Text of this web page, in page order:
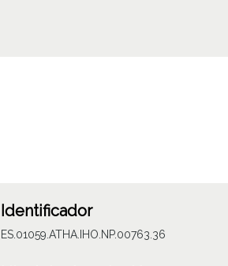
Identificador
ES.01059.ATHA.IHO.NP.00763.36